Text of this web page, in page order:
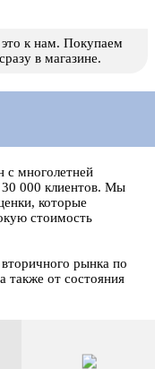
к нам. Покупаем
в магазине.
с многолетней
30 000 клиентов. Мы
которые
стоимость
рынка по
также от состояния